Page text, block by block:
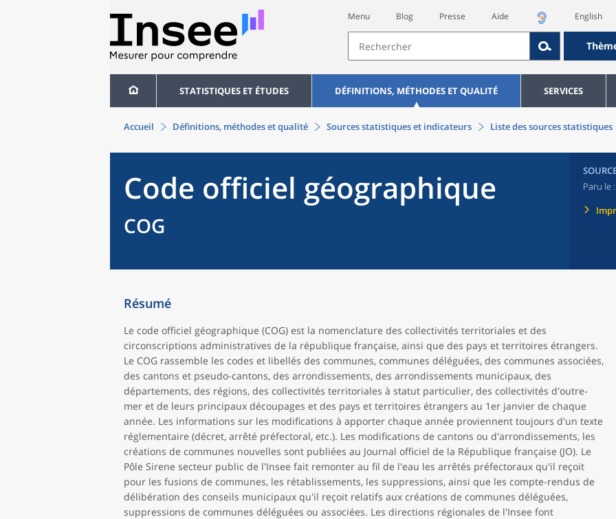
Menu Blog Presse Aide English
STATISTIQUES ET ÉTUDES DÉFINITIONS, MÉTHODES ET QUALITÉ SERVICES
Accueil Définitions, méthodes et qualité Sources statistiques et indicateurs Liste des sources statistiques
Code officiel géographique
COG
Paru le :
Résumé
Le code officiel géographique (COG) est la nomenclature des collectivités territoriales et des
circonscriptions administratives de la république française, ainsi que des pays et territoires étrangers.
Le COG rassemble les codes et libellés des communes, communes déléguées, des communes associées,
des cantons et pseudo-cantons, des arrondissements, des arrondissements municipaux, des
départements, des régions, des collectivités territoriales à statut particulier, des collectivités d'outre-
mer et de leurs principaux découpages et des pays et territoires étrangers au 1er janvier de chaque
année. Les informations sur les modifications à apporter chaque année proviennent toujours d'un texte
réglementaire (décret, arrêté préfectoral, etc.). Les modifications de cantons ou d'arrondissements, les
créations de communes nouvelles sont publiées au Journal officiel de la République française (JO). Le
Pôle Sirene secteur public de l'Insee fait remonter au fil de l'eau les arrêtés préfectoraux qu'il reçoit
pour les fusions de communes, les rétablissements, les suppressions, ainsi que les compte-rendus de
délibération des conseils municipaux qu'il reçoit relatifs aux créations de communes déléguées,
suppressions de communes déléguées ou associées. Les directions régionales de l'Insee font